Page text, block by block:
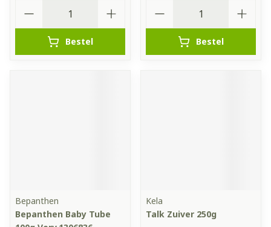
Bestel Bestel
Bepanthen
Bepanthen Baby Tube
Kela
Talk Zuiver 250g